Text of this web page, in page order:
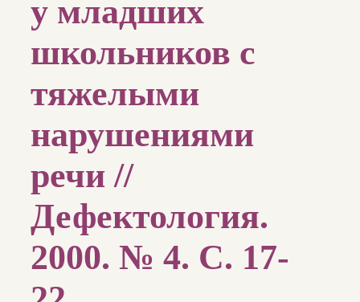
у младших
школьников с
тяжелыми
нарушениями
речи //
Дефектология.
2000. № 4. С. 17-